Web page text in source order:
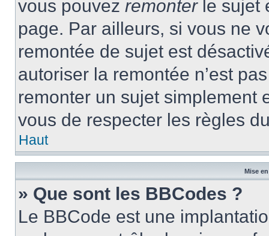
vous pouvez remonterle sujet
page. Par ailleurs, si vous ne
remontée de sujet est
autoriser la remontée n’est
remonter un sujet simplement
vous de respecter les règles
Haut
Mise
» Que sont les BBCodes ?
Le BBCode est une